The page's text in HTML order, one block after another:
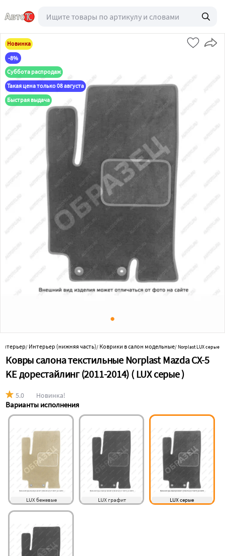
Новинка
-8%
Суббота распродаж
Такая цена только 08 августа
Быстрая выдача
/ Интерьер (нижняя часть)/ Коврики в салон модельные/ Norplast LUX серые
Ковры салона текстильные Norplast Mazda CX-5
KE дорестайлинг (2011-2014) ( LUX серые )
5.0 Новинка!
Варианты исполнения
LUX бежевые LUX графит